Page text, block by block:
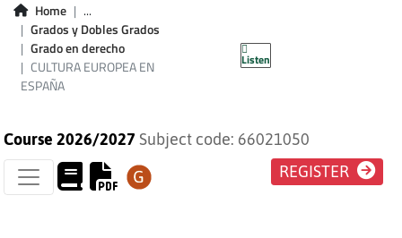
Home
...
Grados y Dobles Grados
Grado en derecho
CULTURA EUROPEA EN
ESPAÑA
Listen
CULTURA EUROPEA
EN ESPAÑA
Course 2026/2027 Subject code: 66021050
REGISTER